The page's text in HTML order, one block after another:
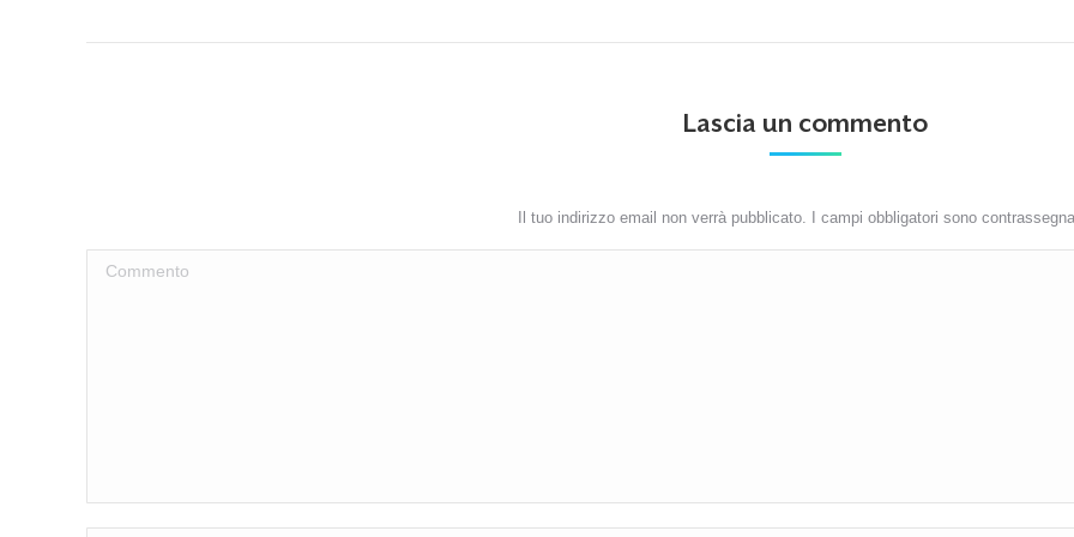
Lascia un commento
Il tuo indirizzo email non verrà pubblicato. I campi obbligatori sono
Commento